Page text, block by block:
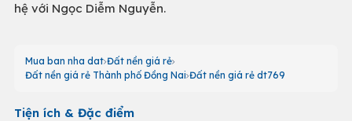
hệ với Ngọc Diễm Nguyễn.
Mua ban nha dat Đất nền giá rẻ
Đất nền giá rẻ Thành phố Đồng Nai Đất nền giá rẻ dt769
Tiện ích & Đặc điểm